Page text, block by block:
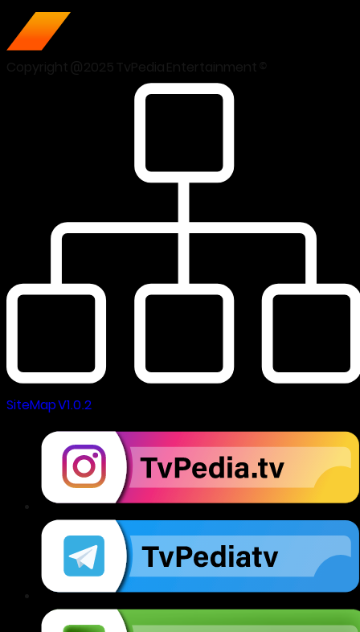
SiteMap V1.0.2